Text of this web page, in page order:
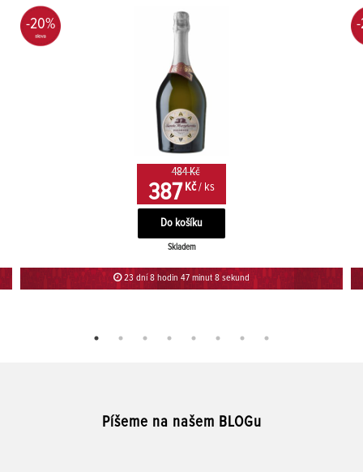
-20%
484 Kč
387Kč / ks
Skladem
23 dní 8 hodin 47 minut 8 sekund
Píšeme na našem BLOGu